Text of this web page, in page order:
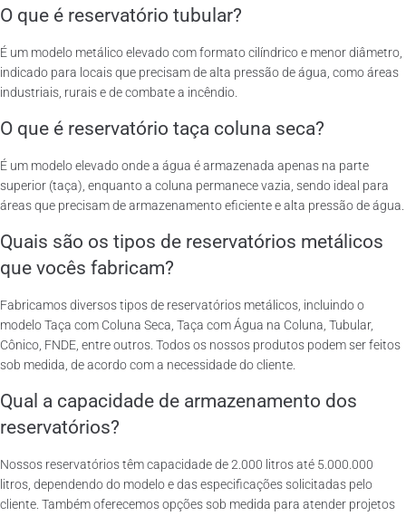
O que é reservatório tubular?
É um modelo metálico elevado com formato cilíndrico e menor diâmetro,
indicado para locais que precisam de alta pressão de água, como áreas
industriais, rurais e de combate a incêndio.
O que é reservatório taça coluna seca?
É um modelo elevado onde a água é armazenada apenas na parte
superior (taça), enquanto a coluna permanece vazia, sendo ideal para
áreas que precisam de armazenamento eficiente e alta pressão de água.
Quais são os tipos de reservatórios metálicos
que vocês fabricam?
Fabricamos diversos tipos de reservatórios metálicos, incluindo o
modelo Taça com Coluna Seca, Taça com Água na Coluna, Tubular,
Cônico, FNDE, entre outros. Todos os nossos produtos podem ser feitos
sob medida, de acordo com a necessidade do cliente.
Qual a capacidade de armazenamento dos
reservatórios?
Nossos reservatórios têm capacidade de 2.000 litros até 5.000.000
litros, dependendo do modelo e das especificações solicitadas pelo
cliente. Também oferecemos opções sob medida para atender projetos